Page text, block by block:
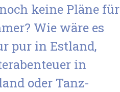
keine Pläne für
Wie wäre es
pur in Estland,
in
oder Tanz-